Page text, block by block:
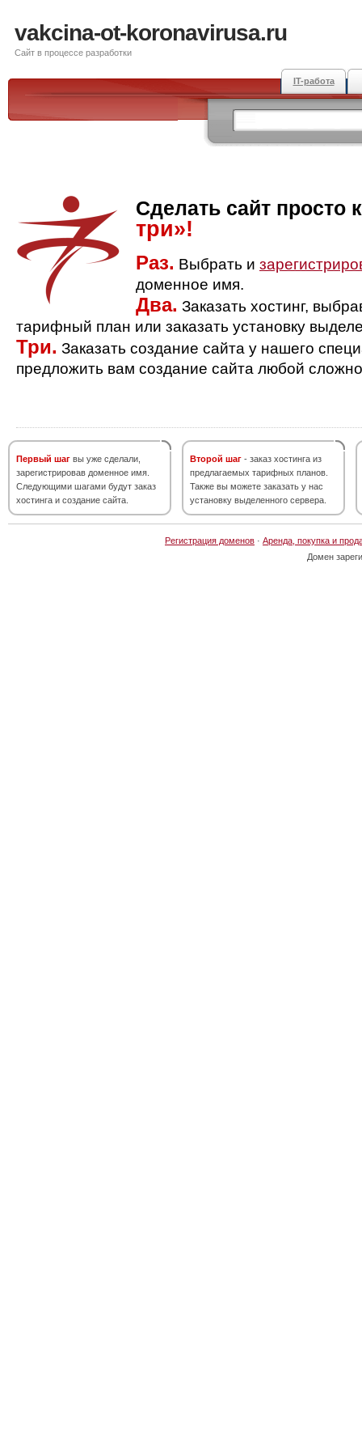
vakcina-ot-koronavirusa.ru
Сайт в процессе разработки
IT-работа
Сделать сайт просто
три»!
Раз. Выбрать и
доменное имя.
Два. Заказать хостинг,
тарифный план или заказать установку
Три. Заказать создание сайта у нашего
предложить вам создание сайта любой
Первый шаг вы уже сделали,
зарегистрировав доменное имя.
Следующими шагами будут заказ
хостинга и создание сайта.
Второй шаг - заказ хостинга из
предлагаемых тарифных планов.
Также вы можете заказать у нас
установку выделенного сервера.
Регистрация доменов · Аренда, покупка и
Домен